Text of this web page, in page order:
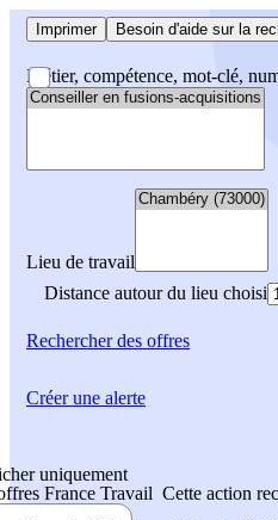
Imprimer Besoin d'aide sur la
Métier, compétence, mot-clé,
Lieu de travail
Distance autour du lieu choisi
Rechercherdes offres
uniquement
France Travail Cette action
Créer une alerte